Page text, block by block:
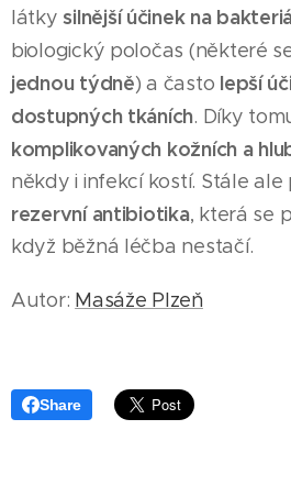
látkysilnější účinek na
biologický poločas (některé
jednou týdně) a často lepší
dostupných tkáních. Díky
komplikovaných kožních a
někdy i infekcí kostí. Stále ale
rezervní antibiotika, která se
když běžná léčba nestačí.
Autor: Masáže Plzeň
Share